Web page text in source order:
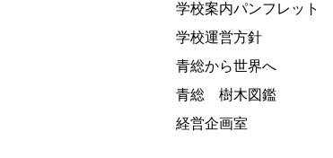
学校案内パンフレット
学校運営方針
青総から世界へ
青総 樹木図鑑
経営企画室